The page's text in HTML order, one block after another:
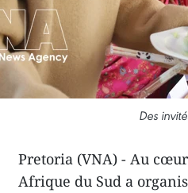
Des
Pretoria (VNA) - Au
Afrique du Sud a